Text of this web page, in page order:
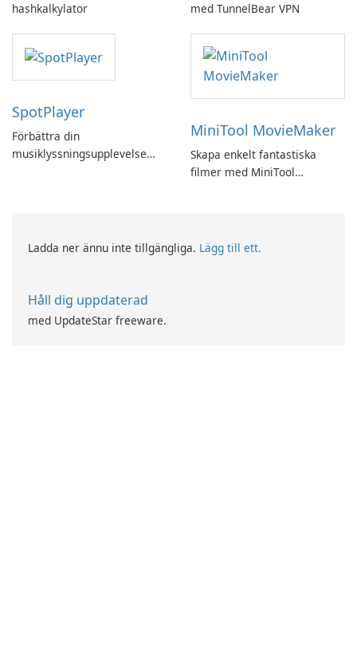
hashkalkylator
med TunnelBear VPN
SpotPlayer
Förbättra din
musiklyssningsupplevelse
MiniTool MovieMaker
Skapa enkelt fantastiska
filmer med MiniTool
Ladda ner ännu inte tillgängliga. Lägg till ett.
Håll dig uppdaterad
med UpdateStar freeware.